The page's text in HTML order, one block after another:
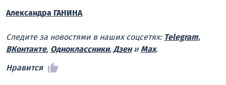
Александра ГАНИНА
Следите за новостями в наших соцсетях: Telegram,
ВКонтакте, Одноклассники, Дзени Max.
Нравится